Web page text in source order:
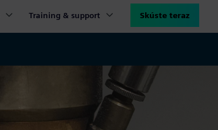
Training & support Skúste teraz